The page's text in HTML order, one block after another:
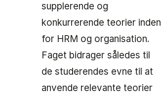
supplerende og
konkurrerende teorier inden
for HRM og organisation.
Faget bidrager således til
de studerendes evne til at
anvende relevante teorier